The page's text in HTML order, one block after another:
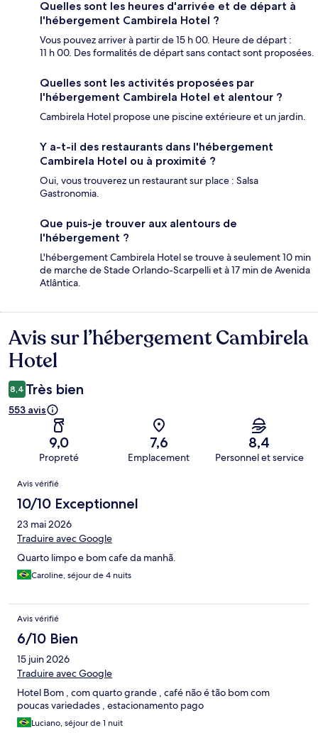
Quelles sont les heures d'arrivée et de départ à
l'hébergement Cambirela Hotel ?
Vous pouvez arriver à partir de 15 h 00. Heure de départ :
11 h 00. Des formalités de départ sans contact sont proposées.
Quelles sont les activités proposées par
l'hébergement Cambirela Hotel et alentour ?
Cambirela Hotel propose une piscine extérieure et un jardin.
Y a-t-il des restaurants dans l'hébergement
Cambirela Hotel ou à proximité ?
Oui, vous trouverez un restaurant sur place : Salsa
Gastronomia.
Que puis-je trouver aux alentours de
l'hébergement ?
L'hébergement Cambirela Hotel se trouve à seulement 10 min
de marche de Stade Orlando-Scarpelli et à 17 min de Avenida
Atlântica.
Avis
Avis sur l’hébergement Cambirela
Hotel
8,4 Très bien
553 avis
9,0
Propreté
7,6
Emplacement
8,4
Personnel et service
Avis
Avis vérifié
10/10 Exceptionnel
23 mai 2026
Traduire avec Google
Quarto limpo e bom cafe da manhã.
Caroline, séjour de 4 nuits
Avis vérifié
6/10 Bien
15 juin 2026
Traduire avec Google
Hotel Bom , com quarto grande , café não é tão bom com
poucas variedades , estacionamento pago
Luciano, séjour de 1 nuit